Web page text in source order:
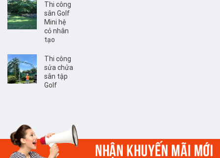
Thi công
sân Golf
Mini hệ
cỏ nhân
tạo
Thi công
sửa chửa
sân tập
Golf